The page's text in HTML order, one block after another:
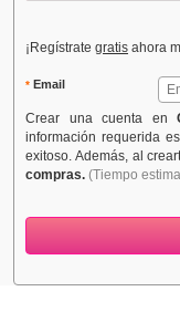
¡Regístrate gratis ahora
* Email
Crear una cuenta en
información requerida
exitoso. Además, al
compras. (Tiempo